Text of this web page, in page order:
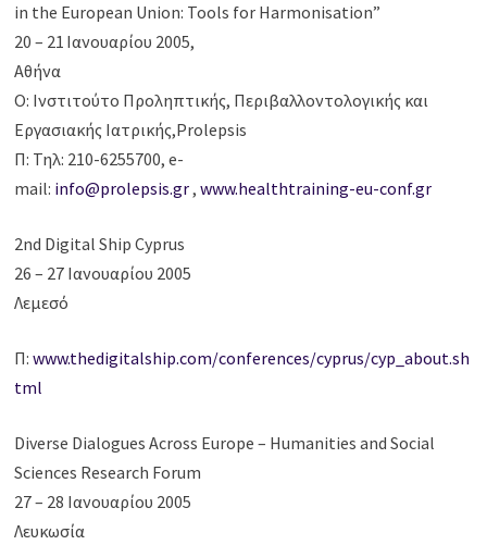
in the European Union: Tools for Harmonisation”
20 – 21 Ιανουαρίου 2005,
Αθήνα
Ο: Ινστιτούτο Προληπτικής, Περιβαλλοντολογικής και
Εργασιακής Ιατρικής,Prolepsis
Π: Τηλ: 210-6255700, e-
mail: info@prolepsis.gr,www.healthtraining-eu-conf.gr
2nd Digital Ship Cyprus
26 – 27 Ιανουαρίου 2005
Λεμεσό
Π:www.thedigitalship.com/conferences/cyprus/cyp_about.sh
tml
Diverse Dialogues Across Europe – Humanities and Social
Sciences Research Forum
27 – 28 Ιανουαρίου 2005
Λευκωσία